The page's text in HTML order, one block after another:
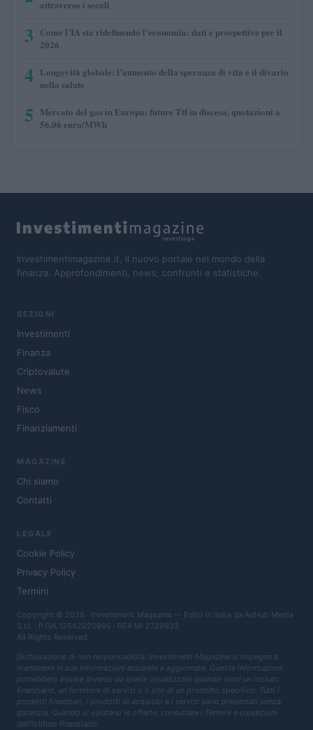
attraverso i secoli
3 Come l’IA sta ridefinendo l’economia: dati e prospettive per il
2026
4 Longevità globale: l’aumento della speranza di vita e il divario
nella salute
5 Mercato del gas in Europa: future Ttf in discesa, quotazioni a
56,06 euro/MWh
Investimentimagazine.it, il nuovo portale nel mondo della
finanza. Approfondimenti, news, confronti e statistiche.
SEZIONI
Investimenti
Finanza
Criptovalute
News
Fisco
Finanziamenti
MAGAZINE
Chi siamo
Contatti
LEGALE
Cookie Policy
Privacy Policy
Termini
Copyright © 2026 · Investimenti Magazine — Edito in Italia da AdHub Media
S.r.l. · P.IVA 13542920965 · REA MI 2729933
All Rights Reserved
Dichiarazione di non responsabilità: Investimenti Magazine si impegna a
mantenere le sue informazioni accurate e aggiornate. Queste informazioni
potrebbero essere diverse da quelle visualizzate quando visiti un istituto
finanziario, un fornitore di servizi o il sito di un prodotto specifico. Tutti i
prodotti finanziari, i prodotti di acquisto e i servizi sono presentati senza
garanzia. Quando si valutano le offerte, consultare i Termini e condizioni
dell'istituto finanziario.